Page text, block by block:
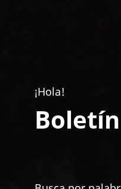
¡Hola!